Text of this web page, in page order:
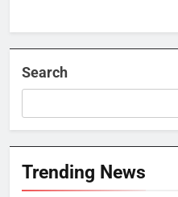
Search
Trending News